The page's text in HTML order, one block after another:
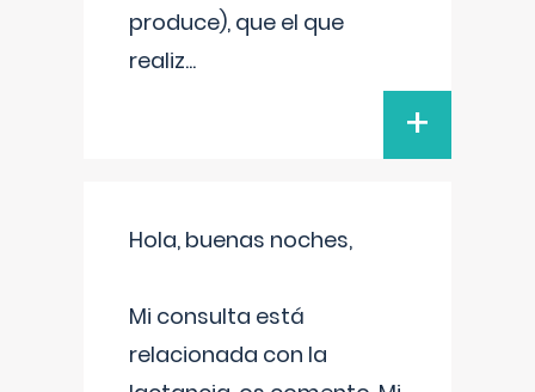
produce), que el que
realiz...
+
Hola, buenas noches,
Mi consulta está
relacionada con la